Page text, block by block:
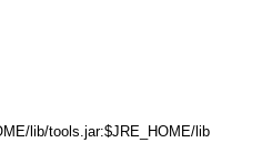
lib/tools.jar:$JRE_HOME/lib